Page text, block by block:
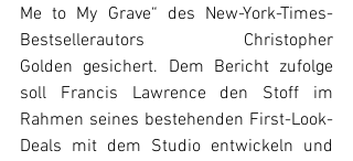
Me to My Grave“ des New-York-Times-
Bestsellerautors Christopher
Golden gesichert. Dem Bericht zufolge
soll Francis Lawrence den Stoff im
Rahmen seines bestehenden First-Look-
Deals mit dem Studio entwickeln und